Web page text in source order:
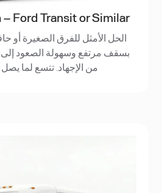
– Ford Transit or Similar
الحل الأمثل للفرق الصغيرة أو
بسقف مرتفع وسهولة الصعود إلى
من الإجهاد. تتسع لما يصل إلى 15